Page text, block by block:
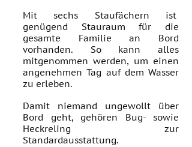
Mit sechs Staufächern ist
genügend Stauraum für die
gesamte Familie an Bord
vorhanden. So kann alles
mitgenommen werden, um einen
angenehmen Tag auf dem Wasser
zu erleben.
Damit niemand ungewollt über
Bord geht, gehören Bug- sowie
Heckreling zur
Standardausstattung.